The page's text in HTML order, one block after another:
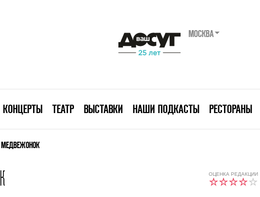
МОСКВА
КОНЦЕРТЫ ТЕАТР ВЫСТАВКИ НАШИ ПОДКАСТЫ РЕСТОРАНЫ
ОЦЕНКА РЕДАКЦИИ